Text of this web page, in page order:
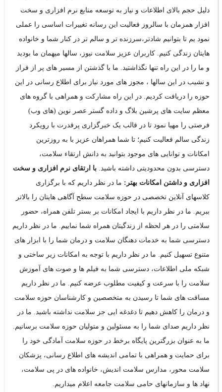
دلیل حجم بالای اطلاعات و نیاز به توسعه منابع نرم افزاری و سخت
افزار همزمان با سالروز فعالیت این رسانه تغییرات اساسی را عملی
نمود یم تا بتوانیم شادتر،سرزنده تر و سالم تر در کنار شما و خانواده
هایتان زندگی کنیم. کاربران عزیز سلامت نیوز، سالها میهمان ما بودید
و ما را در این راه تنها نگذاشتید. ما با گذشتن از مسیر های پر از فراز
و نشیب در این سالها ، مجوز های مورد نیاز برای اطلاع رسانی در این
حوزه را دریافت کردیم. در این راه مشارکت و همراهی با گروه های
معظم سایت های پرشین بلاگ و داده گستر عصر نوین (های وب)
فرصتی را مهیا نمود تا در قالب یک خبرگزاری پرقدرت با رویکرد
زندگی سالم فعالیت کنیم؛ تا شما همراهان عزیز با به روزترین
امکانات و توانایی های موجود بتوانید به دانش ارتقاء سلامت،
دسترسی بدون محدودیتی داشته باشید. با ارتقای نرم افزاری و سخت
افزاری و داشتن امکانات بهتر: ما در نظر داریم که با برگزاری
کلاسهای آنلاین تخصصی در حوزه سلامت سطح آگاهی هایتان را بالاتر
ببریم. ما در نظر داریم با ایجاد امکانات بر بستر تلفن همراه، حضور
سلامتی را در هر لحظه از زندگیتان همراه شما نماییم. ما در نظر داریم
دسترسی شما به خدمات دهنگان سلامت و درمان شما را با ابزار های
متنوع تسهیل کنیم. ما در نظر داریم با توجه به امکانات زیر ساختی و
شبکه ملی اطلاعات، دسترسی شما به فیلم ها و صوت های آموزش
سلامت را با سرعت و کیفیت مطلوب عرضه کنیم. ما در نظر داریم
مسافت های شما تا رسیدن به متخصصین و کارشناسان حوزه سلامت
و درمان را کاهش دهیم تا دغدغه ایی جز سلامت نداشته باشید. ما در
نظر داریم صدای شما را به مسئولین و متولیان حوزه سلامت برسانیم.
ما به عنوان بزرگترین پایگاه برخط در حوزه سلامت آمادگی خود را
برای حمایت و همراهی با تمامی اندیشه های اطلاع رسانی، پزشکان
سلامت محور، مدارس سلامت اندیش، خانواده های در پی سلامت،
نهاد ها و سازمانهای حامی سلامت جامعه اعلام میداریم.